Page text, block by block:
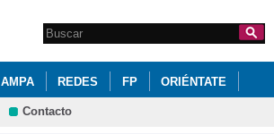
Formulario de
búsqueda
Search this site
AMPA REDES FP ORIÉNTATE
Contacto